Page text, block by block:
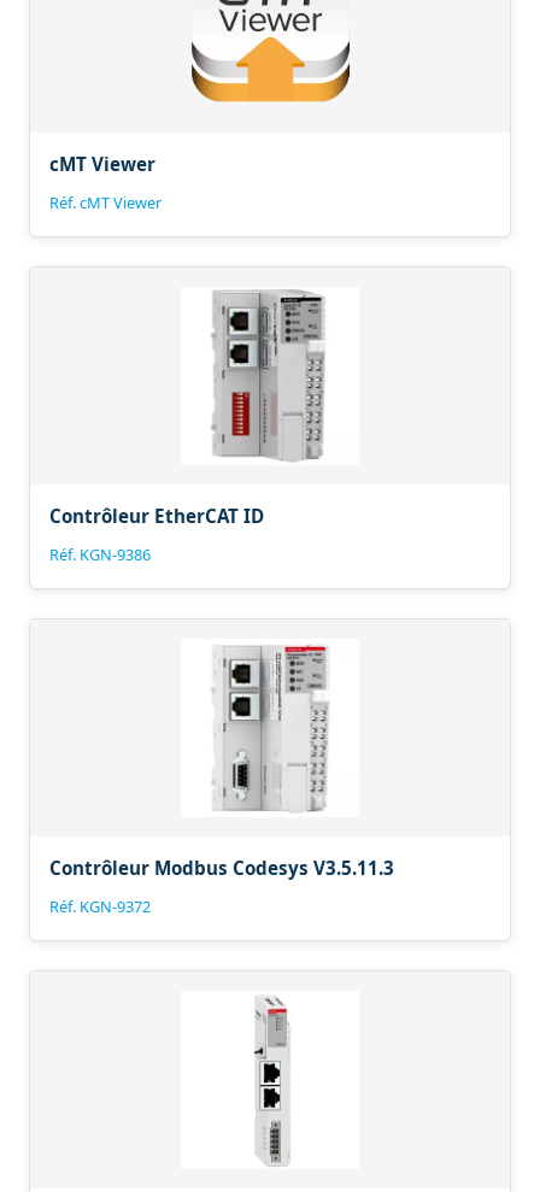
cMT Viewer
Réf. cMT Viewer
Contrôleur EtherCAT ID
Réf. KGN-9386
Contrôleur Modbus Codesys V3.5.11.3
Réf. KGN-9372